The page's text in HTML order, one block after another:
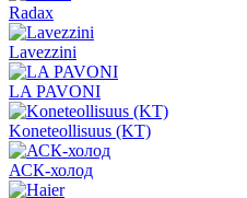
Radax
Lavezzini
LA PAVONI
Koneteollisuus (KT)
АСК-холод